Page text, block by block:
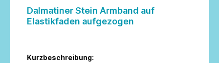
Dalmatiner Stein Armband auf
Elastikfaden aufgezogen
Kurzbeschreibung: